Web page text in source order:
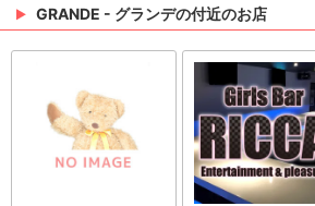
GRANDE - グランデの付近のお店